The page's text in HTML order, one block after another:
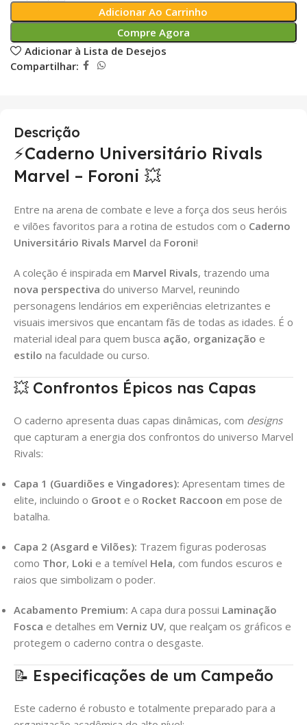
Adicionar Ao Carrinho
Compre Agora
Adicionar à Lista de Desejos
Compartilhar:
Descrição
⚡Caderno Universitário Rivals
Marvel – Foroni 💥
Entre na arena de combate e leve a força dos seus heróis
e vilões favoritos para a rotina de estudos com o Caderno
Universitário Rivals Marvel da Foroni!
A coleção é inspirada em Marvel Rivals, trazendo uma
nova perspectiva do universo Marvel, reunindo
personagens lendários em experiências eletrizantes e
visuais imersivos que encantam fãs de todas as idades. É o
material ideal para quem busca ação, organização e
estilo na faculdade ou curso.
💥 Confrontos Épicos nas Capas
O caderno apresenta duas capas dinâmicas, com designs
que capturam a energia dos confrontos do universo Marvel
Rivals:
Capa 1 (Guardiões e Vingadores): Apresentam times de
elite, incluindo o Groot e o Rocket Raccoon em pose de
batalha.
Capa 2 (Asgard e Vilões): Trazem figuras poderosas
como Thor, Loki e a temível Hela, com fundos escuros e
raios que simbolizam o poder.
Acabamento Premium: A capa dura possui Laminação
Fosca e detalhes em Verniz UV, que realçam os gráficos e
protegem o caderno contra o desgaste.
📝 Especificações de um Campeão
Este caderno é robusto e totalmente preparado para a